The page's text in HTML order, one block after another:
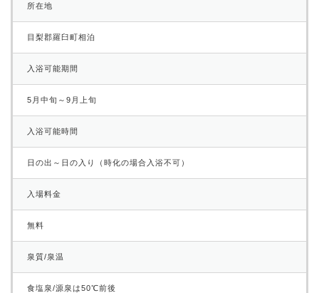
所在地
目梨郡羅臼町相泊
入浴可能期間
5月中旬～9月上旬
入浴可能時間
日の出～日の入り（時化の場合入浴不可）
入場料金
無料
泉質/泉温
食塩泉/源泉は50℃前後